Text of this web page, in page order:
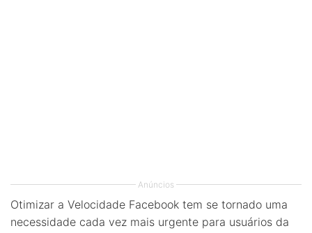
Anúncios
Otimizar a Velocidade Facebook tem se tornado uma
necessidade cada vez mais urgente para usuários da